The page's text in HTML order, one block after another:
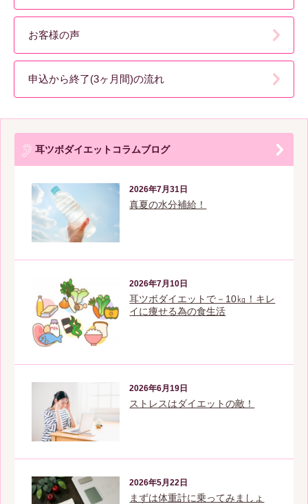
お客様の声
申込から終了(3ヶ月間)の流れ
耳ツボダイエットコラムブログ
2026年7月31日
真夏の水分補給！
2026年7月10日
耳ツボダイエットで－10㎏！キレ
イに痩せる為の食生活
2026年6月19日
ストレスはダイエットの敵！
2026年5月22日
まずは体重計に乗ってみましょ